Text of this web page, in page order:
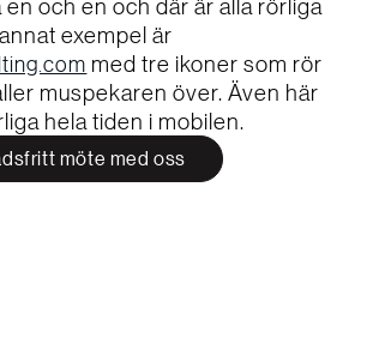
och en och där är alla rörliga
exempel är
med tre ikoner som rör
muspekaren över. Även här
hela tiden i mobilen.
möte med oss